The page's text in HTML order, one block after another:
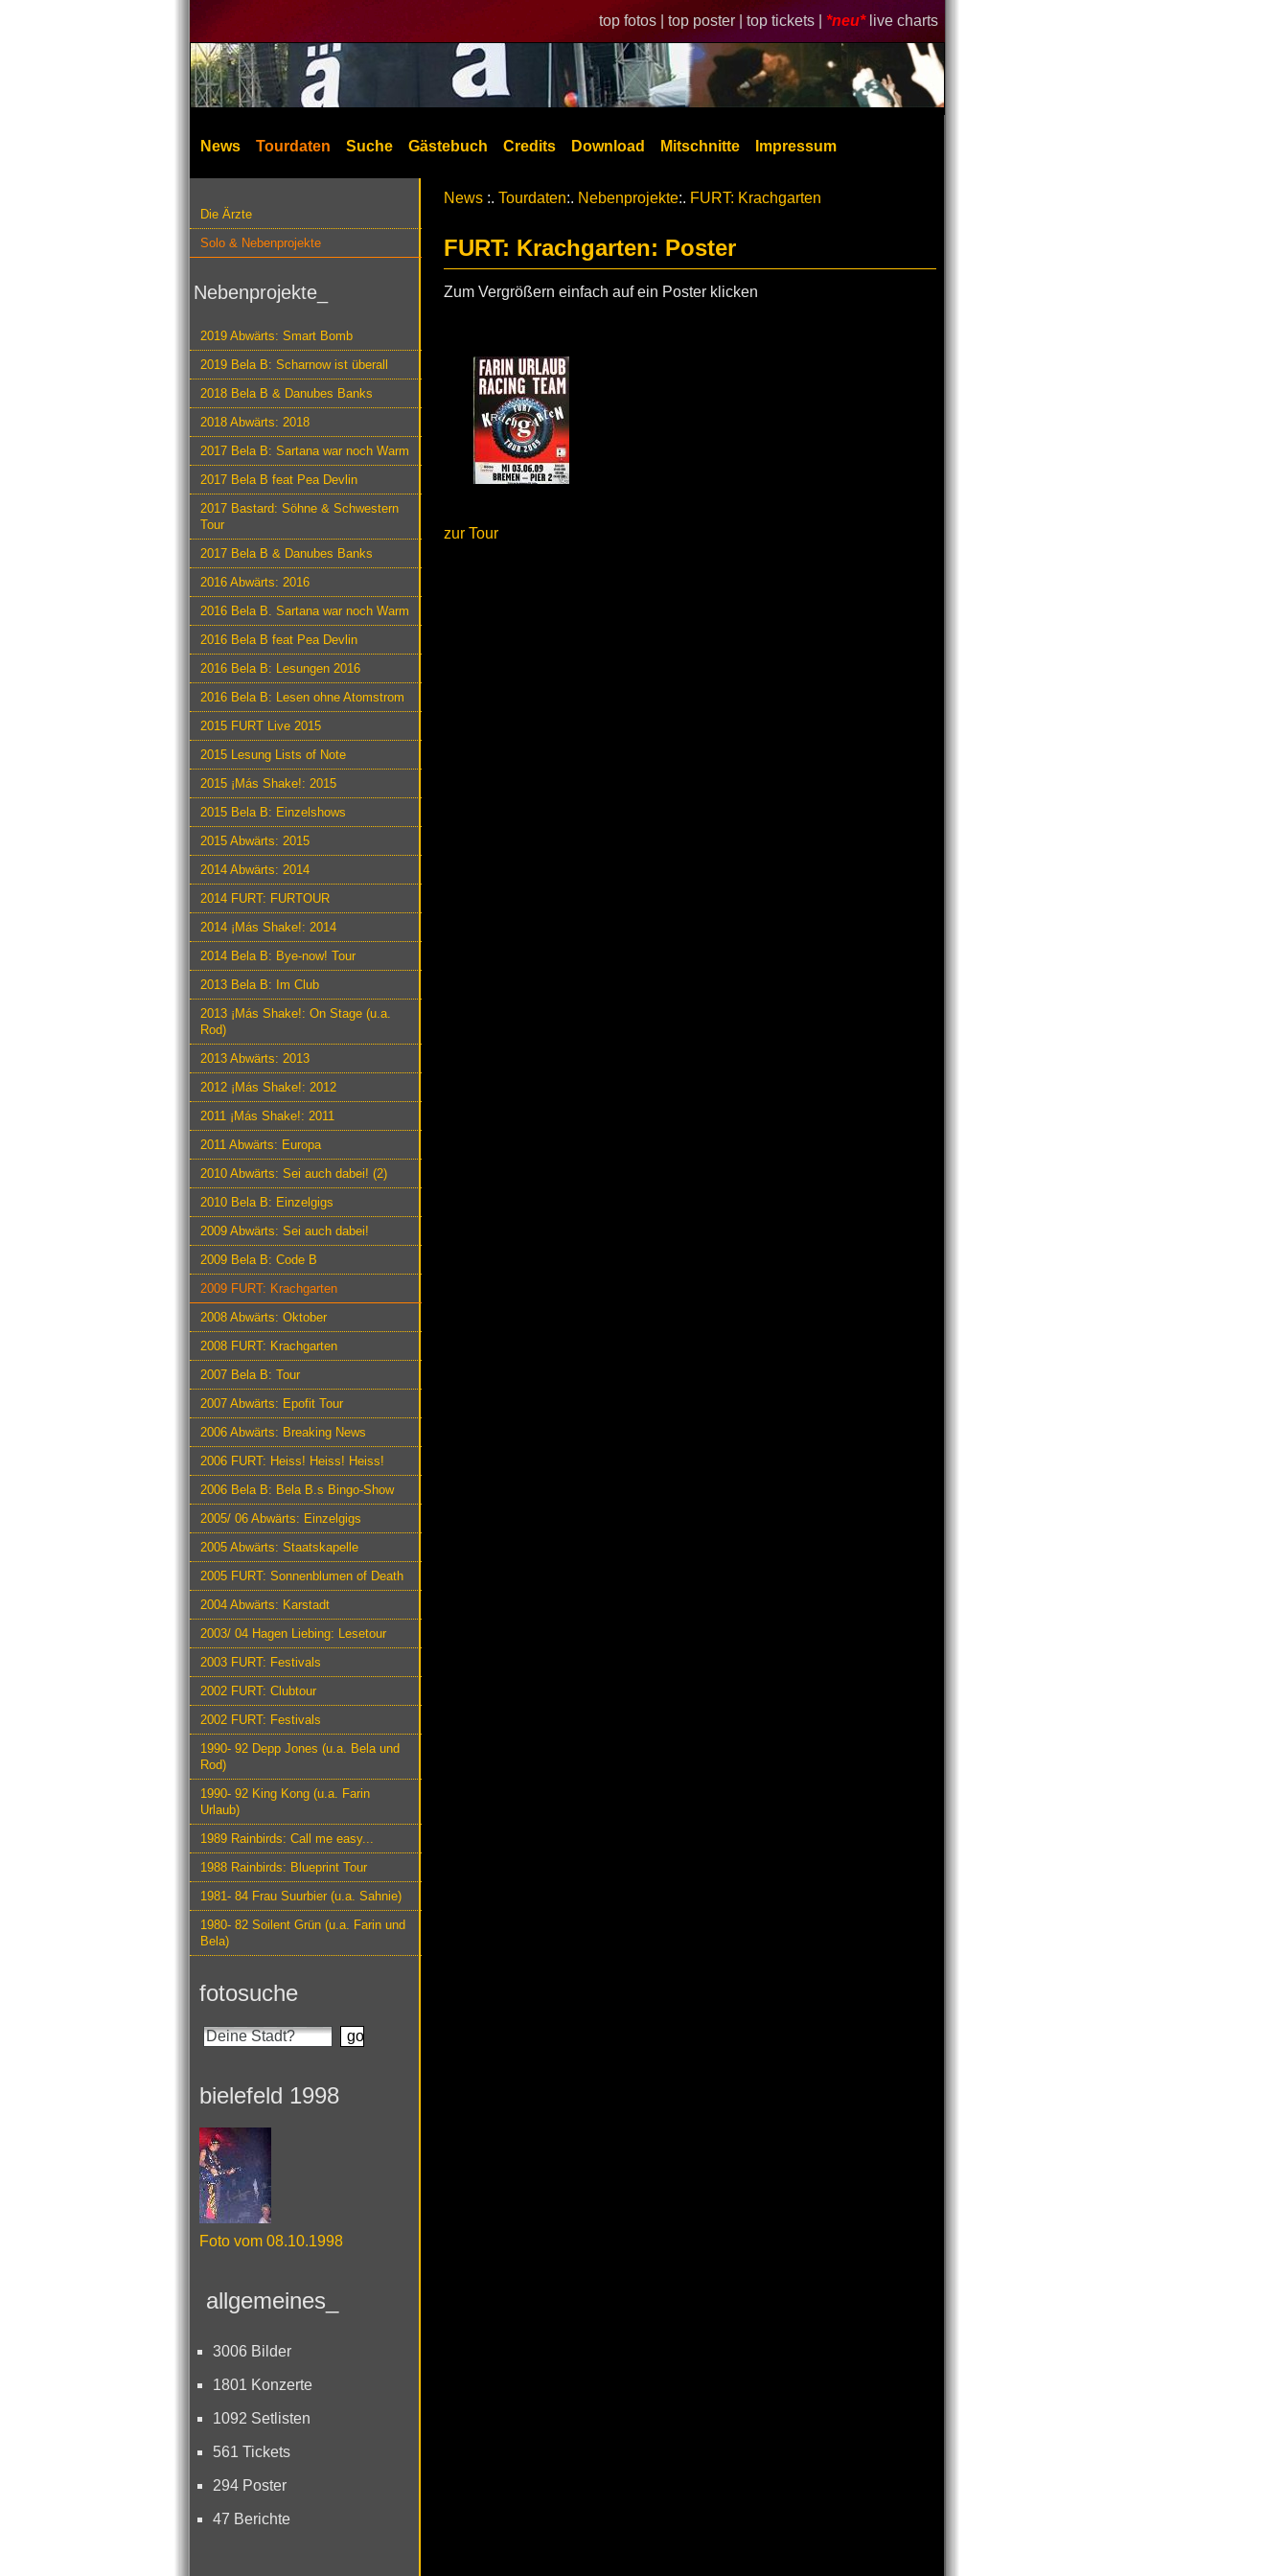
top fotos | top poster | top tickets | *neu* live charts
News Tourdaten Suche Gästebuch Credits Download Mitschnitte Impressum
Die Ärzte
Solo & Nebenprojekte
Nebenprojekte_
2019 Abwärts: Smart Bomb
2019 Bela B: Scharnow ist überall
2018 Bela B & Danubes Banks
2018 Abwärts: 2018
2017 Bela B: Sartana war noch Warm
2017 Bela B feat Pea Devlin
2017 Bastard: Söhne & Schwestern
Tour
2017 Bela B & Danubes Banks
2016 Abwärts: 2016
2016 Bela B. Sartana war noch Warm
2016 Bela B feat Pea Devlin
2016 Bela B: Lesungen 2016
2016 Bela B: Lesen ohne Atomstrom
2015 FURT Live 2015
2015 Lesung Lists of Note
2015 ¡Más Shake!: 2015
2015 Bela B: Einzelshows
2015 Abwärts: 2015
2014 Abwärts: 2014
2014 FURT: FURTOUR
2014 ¡Más Shake!: 2014
2014 Bela B: Bye-now! Tour
2013 Bela B: Im Club
2013 ¡Más Shake!: On Stage (u.a.
Rod)
2013 Abwärts: 2013
2012 ¡Más Shake!: 2012
2011 ¡Más Shake!: 2011
2011 Abwärts: Europa
2010 Abwärts: Sei auch dabei! (2)
2010 Bela B: Einzelgigs
2009 Abwärts: Sei auch dabei!
2009 Bela B: Code B
2009 FURT: Krachgarten
2008 Abwärts: Oktober
2008 FURT: Krachgarten
2007 Bela B: Tour
2007 Abwärts: Epofit Tour
2006 Abwärts: Breaking News
2006 FURT: Heiss! Heiss! Heiss!
2006 Bela B: Bela B.s Bingo-Show
2005/ 06 Abwärts: Einzelgigs
2005 Abwärts: Staatskapelle
2005 FURT: Sonnenblumen of Death
2004 Abwärts: Karstadt
2003/ 04 Hagen Liebing: Lesetour
2003 FURT: Festivals
2002 FURT: Clubtour
2002 FURT: Festivals
1990- 92 Depp Jones (u.a. Bela und
Rod)
1990- 92 King Kong (u.a. Farin
Urlaub)
1989 Rainbirds: Call me easy...
1988 Rainbirds: Blueprint Tour
1981- 84 Frau Suurbier (u.a. Sahnie)
1980- 82 Soilent Grün (u.a. Farin und
Bela)
fotosuche
bielefeld 1998
Foto vom 08.10.1998
allgemeines_
3006 Bilder
1801 Konzerte
1092 Setlisten
561 Tickets
294 Poster
47 Berichte
News :. Tourdaten:. Nebenprojekte:. FURT: Krachgarten
FURT: Krachgarten: Poster
Zum Vergrößern einfach auf ein Poster klicken
zur Tour